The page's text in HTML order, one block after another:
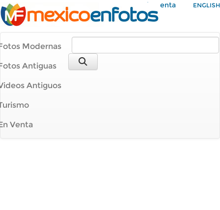
Mi Cuenta ENGLISH
Modernas
Antiguas
Antiguos
Venta